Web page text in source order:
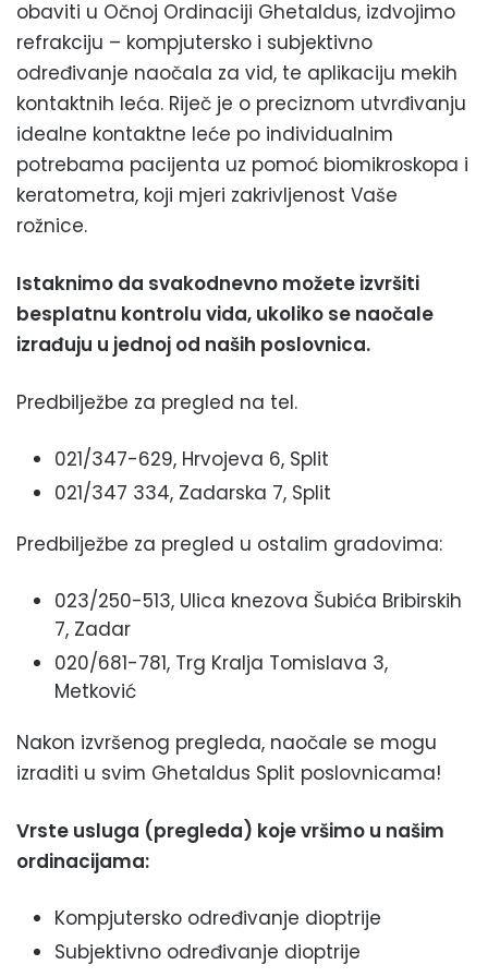
obaviti u Očnoj Ordinaciji Ghetaldus, izdvojimo
refrakciju – kompjutersko i subjektivno
određivanje naočala za vid, te aplikaciju mekih
kontaktnih leća. Riječ je o preciznom utvrđivanju
idealne kontaktne leće po individualnim
potrebama pacijenta uz pomoć biomikroskopa i
keratometra, koji mjeri zakrivljenost Vaše
rožnice.
Istaknimo da svakodnevno možete izvršiti
besplatnu kontrolu vida, ukoliko se naočale
izrađuju u jednoj od naših poslovnica.
Predbilježbe za pregled na tel.
021/347-629, Hrvojeva 6, Split
021/347 334, Zadarska 7, Split
Predbilježbe za pregled u ostalim gradovima:
023/250-513, Ulica knezova Šubića Bribirskih
7, Zadar
020/681-781, Trg Kralja Tomislava 3,
Metković
Nakon izvršenog pregleda, naočale se mogu
izraditi u svim Ghetaldus Split poslovnicama!
Vrste usluga (pregleda) koje vršimo u našim
ordinacijama:
Kompjutersko određivanje dioptrije
Subjektivno određivanje dioptrije